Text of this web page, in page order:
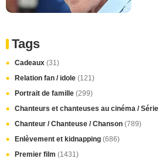
Tags
Cadeaux (31)
Relation fan / idole (121)
Portrait de famille (299)
Chanteurs et chanteuses au cinéma / Série
Chanteur / Chanteuse / Chanson (789)
Enlèvement et kidnapping (686)
Premier film (1431)